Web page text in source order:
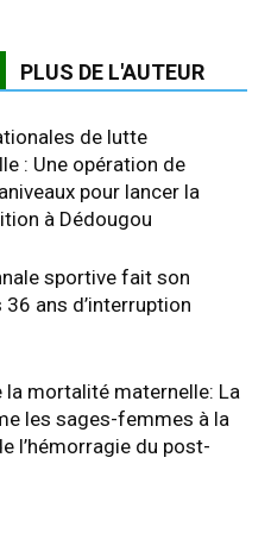
PLUS DE L'AUTEUR
de lutte
: Une opération de
pour lancer la
à Dédougou
sportive fait son
ans d’interruption
la mortalité maternelle: La
les sages-femmes à la
l’hémorragie du post-